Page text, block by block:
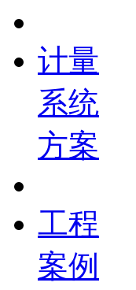
计量
系统
方案
工程
案例